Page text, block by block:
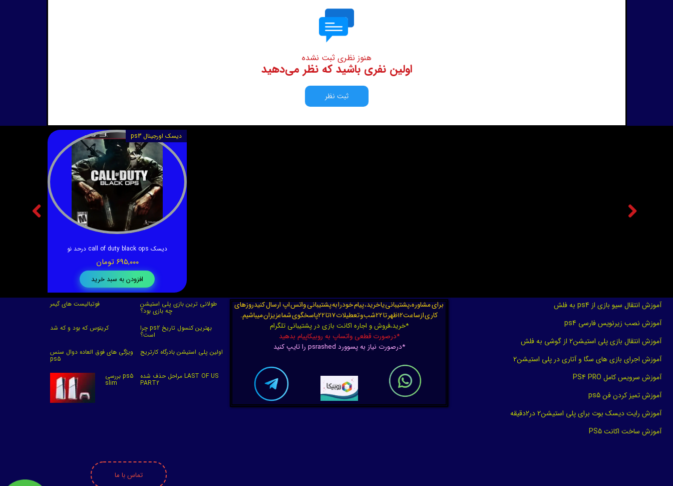
هنوز نظری ثبت نشده
اولین نفری باشید که نظر می‌دهید
ثبت نظر
دیسک call of duty black ops درحد نو
۶۹۵,۰۰۰ تومان
افزودن به سبد خرید
دیسک اورجینال ps3
تماس با ما
آموزش انتقال سیو بازی از ps4 به فلش
آموزش نصب زیرنویس فارسی ps4
آموزش انتقال بازی پلی استیشن2 از گوشی به فلش
آموزش اجرای بازی های سگا و آتاری در پلی استیشن2
آموزش سرویس کامل PS4 PRO
آموزش تمیز کردن فن ps5
آموزش رایت دیسک بوت برای پلی استیشن2 در2دقیقه
آموزش ساخت اکانت PS5
برای مشاوره،پشتیبانی یا خرید، پیام خودرا به پشتیبانی واتس اپ ارسال کنیدروزهای
کاری ازساعت12ظهر تا 22شب و تعطیلات 17تا 22پاسخگوی شماعزیزان میباشیم.
*خرید،فروش و اجاره اکانت بازی در پشتیبانی تلگرام
*درصورت قطعی واتساپ به روبیکاپیام بدهید
*درصورت نیاز به پسوورد psrashed را تایپ کنید
فوتبالیست های گیمر طولانی ترین بازی پلی استیشن
چه بازی بود؟
کریتوس که بود و که شد
چرا ps2 بهترین کنسول تاریخ
است؟
ویژگی های فوق العاده دوال سنس
ps5
اولین پلی استیشن بادرگاه کارتریج
بررسی ps5
slim
مراحل حذف شده LAST OF US
PART2